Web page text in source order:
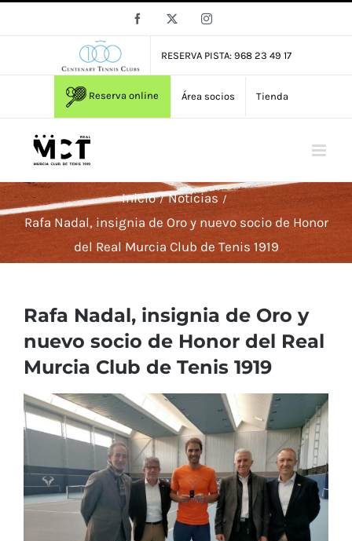
Facebook Instagram
RESERVA PISTA: 968 23 49 17
Reserva online Área socios Tienda
Inicio
Noticias
Rafa Nadal, insignia de Oro y nuevo socio de Honor
del Real Murcia Club de Tenis 1919
Rafa Nadal, insignia de Oro y
nuevo socio de Honor del Real
Murcia Club de Tenis 1919
Ver
imagen
grande